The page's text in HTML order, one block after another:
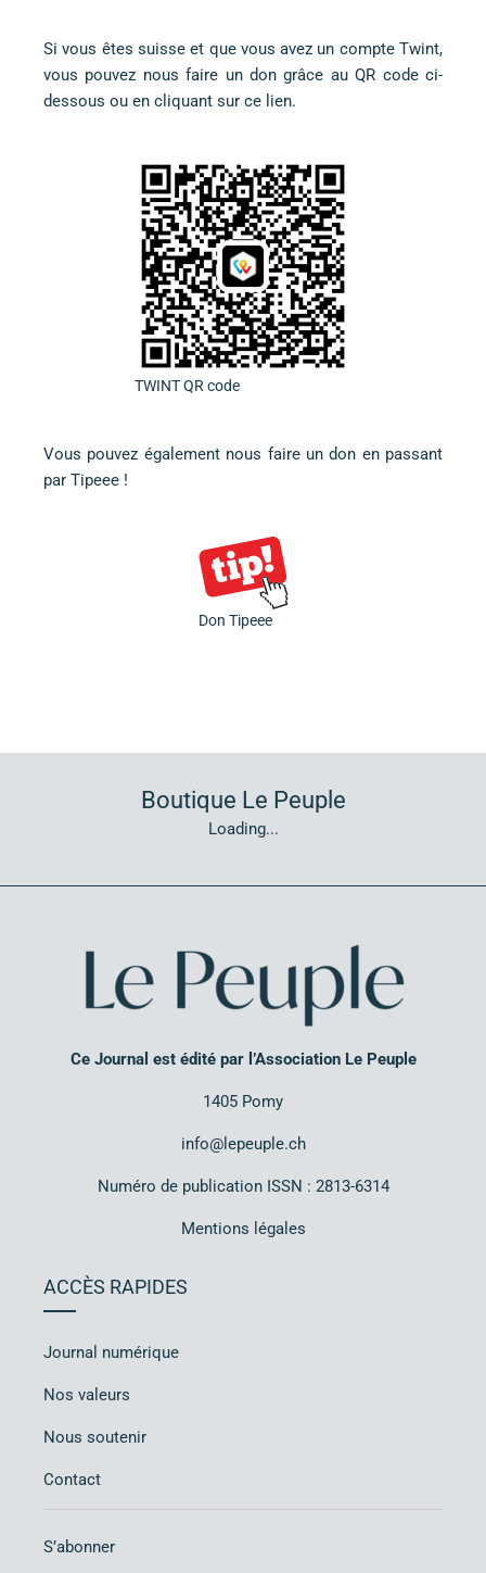
Si vous êtes suisse et que vous avez un compte Twint,
vous pouvez nous faire un don grâce au QR code ci-
dessous ou en cliquant sur ce lien.
TWINT QR code
Vous pouvez également nous faire un don en passant
par Tipeee !
Don Tipeee
Boutique Le Peuple
Loading...
Ce Journal est édité par l’Association Le Peuple
1405 Pomy
info@lepeuple.ch
Numéro de publication ISSN : 2813-6314
Mentions légales
ACCÈS RAPIDES
Journal numérique
Nos valeurs
Nous soutenir
Contact
S’abonner